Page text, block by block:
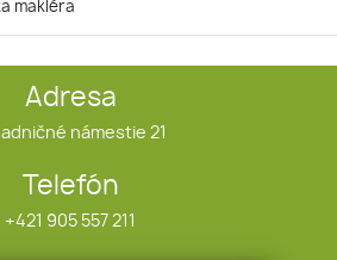
makléra
Adresa
námestie 21
Telefón
+421 905 557 211